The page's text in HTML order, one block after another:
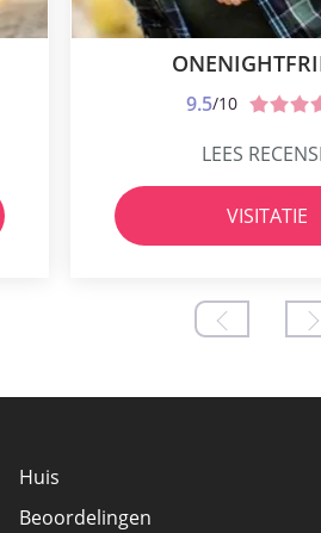
9.5/10
LEES
VISITATIE
Huis
Beoordelingen